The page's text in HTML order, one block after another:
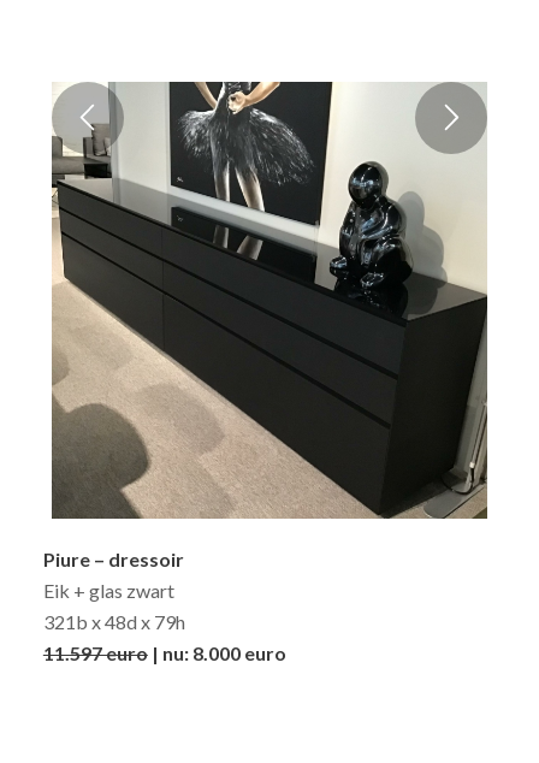
Piure – dressoir
Eik + glas zwart
321b x 48d x 79h
11.597 euro| nu: 8.000 euro